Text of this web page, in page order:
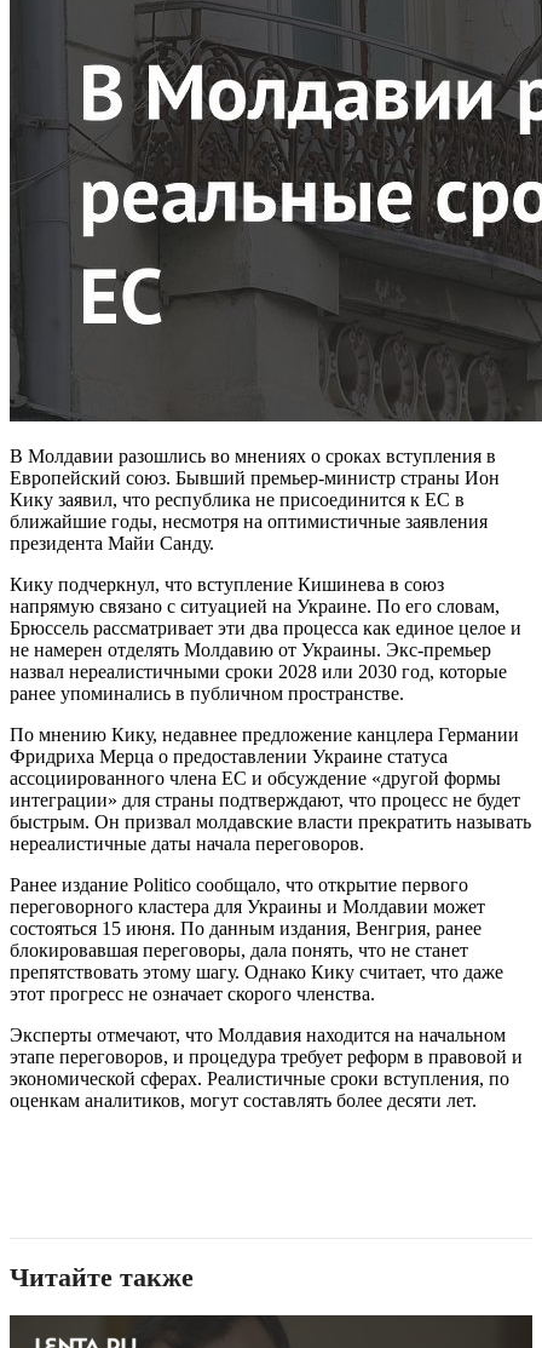
В Молдавии разошлись во мнениях о сроках вступления в
Европейский союз. Бывший премьер-министр страны Ион
Кику заявил, что республика не присоединится к ЕС в
ближайшие годы, несмотря на оптимистичные заявления
президента Майи Санду.
Кику подчеркнул, что вступление Кишинева в союз
напрямую связано с ситуацией на Украине. По его словам,
Брюссель рассматривает эти два процесса как единое целое и
не намерен отделять Молдавию от Украины. Экс-премьер
назвал нереалистичными сроки 2028 или 2030 год, которые
ранее упоминались в публичном пространстве.
По мнению Кику, недавнее предложение канцлера Германии
Фридриха Мерца о предоставлении Украине статуса
ассоциированного члена ЕС и обсуждение «другой формы
интеграции» для страны подтверждают, что процесс не будет
быстрым. Он призвал молдавские власти прекратить называть
нереалистичные даты начала переговоров.
Ранее издание Politico сообщало, что открытие первого
переговорного кластера для Украины и Молдавии может
состояться 15 июня. По данным издания, Венгрия, ранее
блокировавшая переговоры, дала понять, что не станет
препятствовать этому шагу. Однако Кику считает, что даже
этот прогресс не означает скорого членства.
Эксперты отмечают, что Молдавия находится на начальном
этапе переговоров, и процедура требует реформ в правовой и
экономической сферах. Реалистичные сроки вступления, по
оценкам аналитиков, могут составлять более десяти лет.
Читайте также